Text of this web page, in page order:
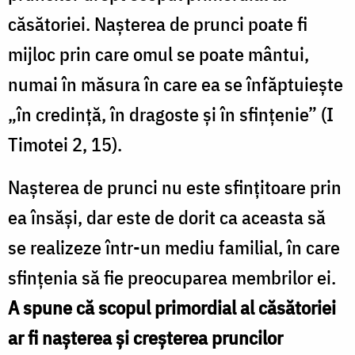
căsătoriei. Nașterea de prunci poate fi
mijloc prin care omul se poate mântui,
numai în măsura în care ea se înfăptuiește
„în credință, în dragoste și în sfințenie” (I
Timotei 2, 15).
Nașterea de prunci nu este sfințitoare prin
ea însăși, dar este de dorit ca aceasta să
se realizeze într-un mediu familial, în care
sfințenia să fie preocuparea membrilor ei.
A spune că scopul primordial al căsătoriei
ar fi nașterea și creșterea pruncilor